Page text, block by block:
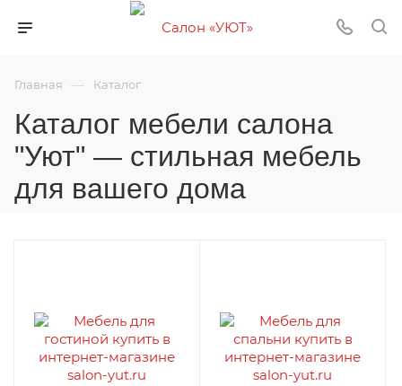
Главная — Каталог
Каталог мебели салона
"Уют" — стильная мебель
для вашего дома